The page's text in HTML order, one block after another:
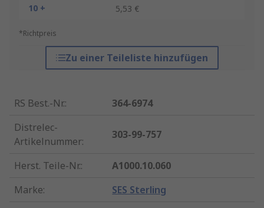
10 +
5,53 €
*Richtpreis
Zu einer Teileliste hinzufügen
RS Best.-Nr.:
364-6974
Distrelec-
Artikelnummer:
303-99-757
Herst. Teile-Nr.:
A1000.10.060
Marke: SES Sterling